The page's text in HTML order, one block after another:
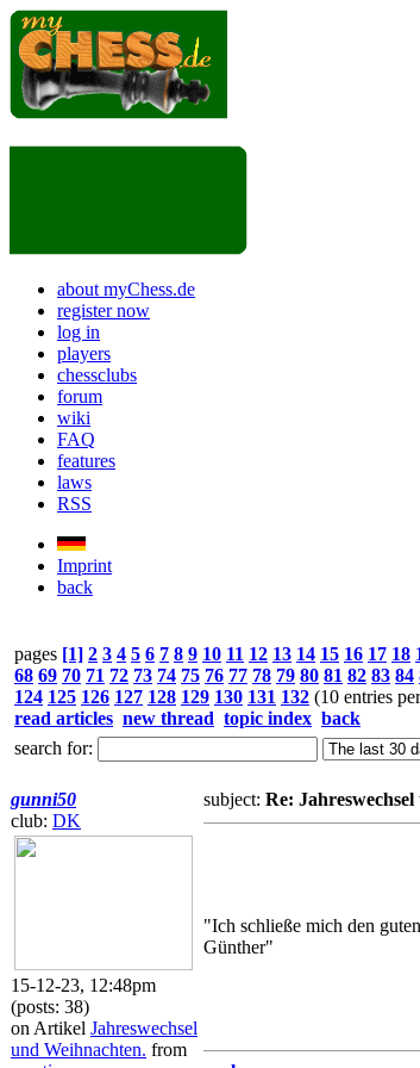
about myChess.de
register now
log in
players
chessclubs
forum
wiki
FAQ
features
laws
RSS
Imprint
back
pages [1] 2 3 4 5 6 7 8 9 10 11 12 13 14 15 16 17 18
68 69 70 71 72 73 74 75 76 77 78 79 80 81 82 83 84
124 125 126 127 128 129 130 131 132 (10 entries
read articles new thread topic index back
search for:
gunni50
club: DK
15-12-23, 12:48pm
(posts: 38)
on Artikel Jahreswechsel
und Weihnachten. from
subject: Re:
"Ich schließe mich den
Günther"